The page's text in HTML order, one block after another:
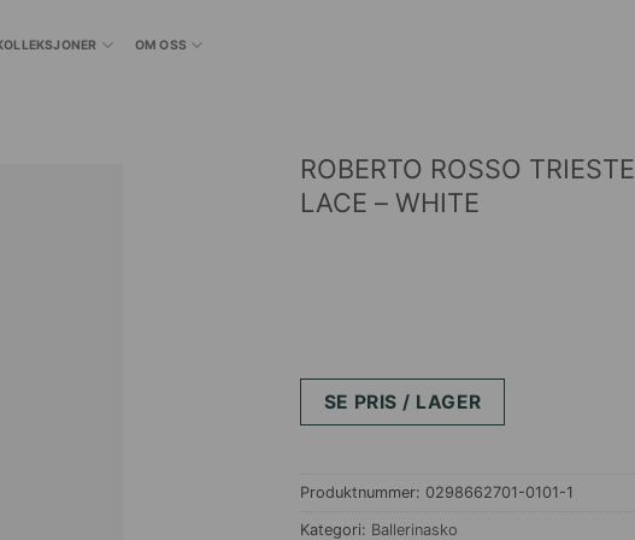
OM OSS
ROBERTO ROSSO
LACE – WHITE
SE PRIS / LAGER
Produktnummer: 0298662701-0101-1
Kategori: Ballerinasko